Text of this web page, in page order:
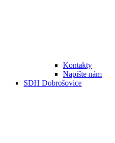
Kontakty
Napište nám
SDH Dobrošovice